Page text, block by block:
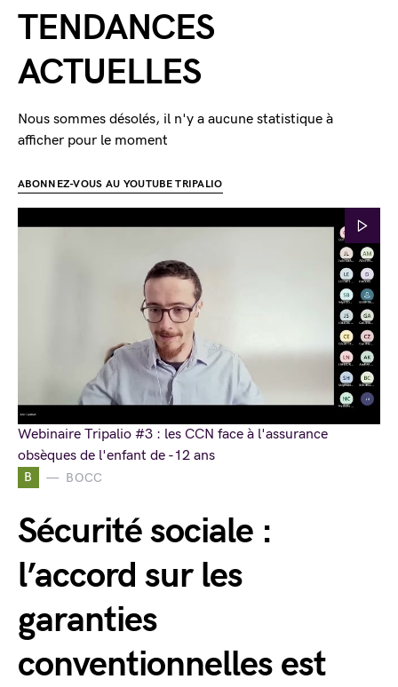
B BOCC
Sécurité sociale :
l’accord sur les
garanties
conventionnelles est
TENDANCES
ACTUELLES
Nous sommes désolés, il n'y a aucune statistique à
afficher pour le moment
ABONNEZ-VOUS AU YOUTUBE TRIPALIO
Webinaire Tripalio #3 : les CCN face à l'assurance
obsèques de l'enfant de -12 ans